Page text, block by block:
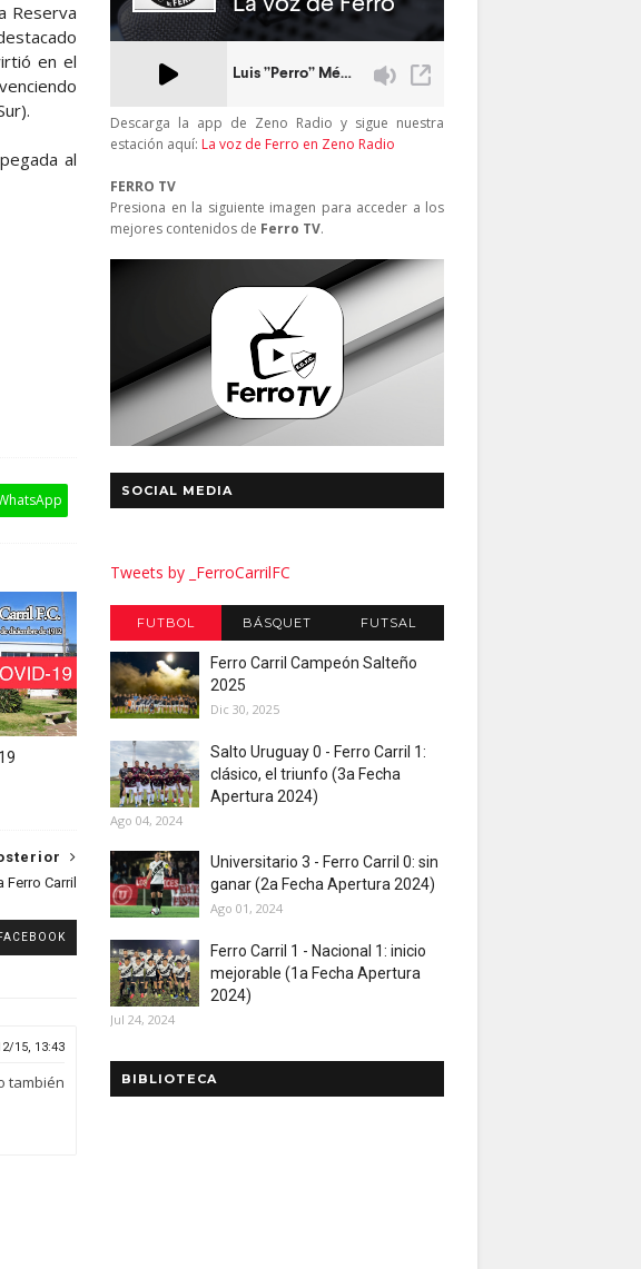
Reserva
en el
al
Carril
FACEBOOK
15, 13:43
también
Descarga la app de Zeno Radio y sigue nuestra
estación aquí: La voz de Ferro en Zeno Radio
FERRO TV
Presiona en la siguiente imagen para acceder a los
mejores contenidos de Ferro TV.
SOCIAL MEDIA
Tweets by _FerroCarrilFC
FUTBOL BÁSQUET FUTSAL
Ferro Carril Campeón Salteño
2025
Dic 30, 2025
Salto Uruguay 0 - Ferro Carril 1:
clásico, el triunfo (3a Fecha
Apertura 2024)
Ago 04, 2024
Universitario 3 - Ferro Carril 0: sin
ganar (2a Fecha Apertura 2024)
Ago 01, 2024
Ferro Carril 1 - Nacional 1: inicio
mejorable (1a Fecha Apertura
2024)
Jul 24, 2024
BIBLIOTECA